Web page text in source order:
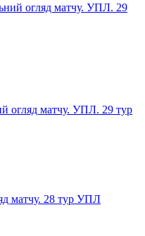
огляд матчу. УПЛ. 29
матчу. УПЛ. 29 тур
матчу. 28 тур УПЛ